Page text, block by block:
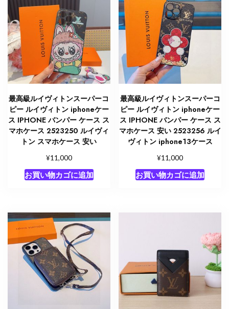
最高級ルイヴィトンスーパーコ
ピー ルイヴィトン iphoneケー
ス IPHONE バンパー ケース ス
マホケース 2523250 ルイヴィ
トン スマホケース 安い
¥11,000
お買い物カゴに追加
最高級ルイヴィトンスーパーコ
ピー ルイヴィトン iphoneケー
ス IPHONE バンパー ケース ス
マホケース 安い 2523256 ルイ
ヴィトン iphone13ケース
¥11,000
お買い物カゴに追加